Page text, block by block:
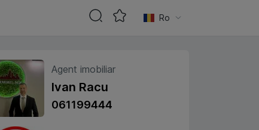
Agent imobiliar
Ivan Racu
061199444
Ro